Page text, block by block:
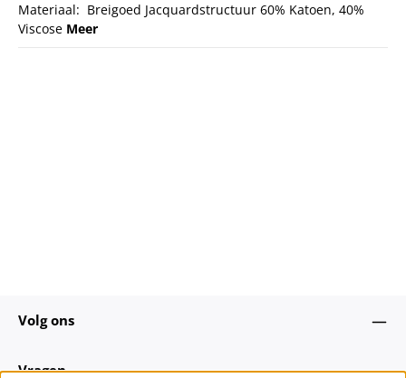
Materiaal: Breigoed Jacquardstructuur 60% Katoen, 40%
Viscose Meer
Volg ons
Vragen